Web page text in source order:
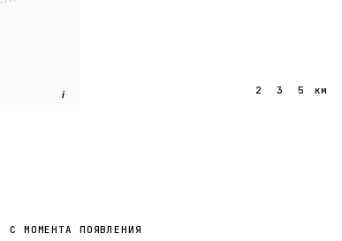
i 2 3 5 км
С МОМЕНТА ПОЯВЛЕНИЯ